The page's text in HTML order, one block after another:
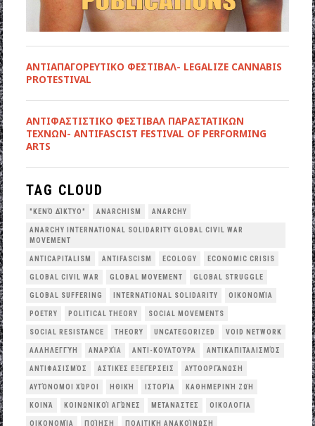
ΑΝΤΙΑΠΑΓΟΡΕΥΤΙΚΟ ΦΕΣΤΙΒΑΛ- LEGALIZE CANNABIS
PROTESTIVAL
ANTIΦΑΣΤΙΣΤΙΚΟ ΦΕΣΤΙΒΑΛ ΠΑΡΑΣΤΑΤΙΚΩΝ
ΤΕΧΝΩΝ- ANTIFASCIST FESTIVAL OF PERFORMING
ARTS
TAG CLOUD
"ΚΕΝΌ ΔΊΚΤΥΟ" ANARCHISM ANARCHY
ANARCHY INTERNATIONAL SOLIDARITY GLOBAL CIVIL WAR
MOVEMENT
ANTICAPITALISM ANTIFASCISM ECOLOGY ECONOMIC CRISIS
GLOBAL CIVIL WAR GLOBAL MOVEMENT GLOBAL STRUGGLE
GLOBAL SUFFERING INTERNATIONAL SOLIDARITY OΙΚΟΝΟΜΊΑ
POETRY POLITICAL THEORY SOCIAL MOVEMENTS
SOCIAL RESISTANCE THEORY UNCATEGORIZED VOID NETWORK
ΑΛΛΗΛΕΓΓΎΗ ΑΝΑΡΧΊΑ ΑΝΤΙ-ΚΟΥΛΤΟΎΡΑ ΑΝΤΙΚΑΠΙΤΑΛΙΣΜΌΣ
ΑΝΤΙΦΑΣΙΣΜΌΣ ΑΣΤΙΚΈΣ ΕΞΕΓΈΡΣΕΙΣ ΑΥΤΟΟΡΓΆΝΩΣΗ
ΑΥΤΌΝΟΜΟΙ ΧΏΡΟΙ ΗΘΙΚΉ ΙΣΤΟΡΊΑ ΚΑΘΗΜΕΡΙΝΉ ΖΩΉ
ΚΟΙΝΆ ΚΟΙΝΩΝΙΚΟΊ ΑΓΏΝΕΣ ΜΕΤΑΝΆΣΤΕΣ ΟΙΚΟΛΟΓΙΑ
ΟΙΚΟΝΟΜΊΑ ΠΟΊΗΣΗ ΠΟΛΙΤΙΚΉ ΑΝΑΚΟΊΝΩΣΗ